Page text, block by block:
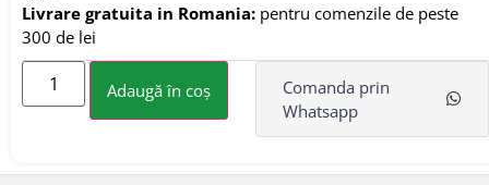
Livrare gratuita in Romania: pentru comenzile de peste
300 de lei
Adaugă în coș
Comanda prin
Whatsapp